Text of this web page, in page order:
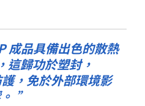
成品具備出色的散熱
這歸功於塑封，
，免於外部環境影